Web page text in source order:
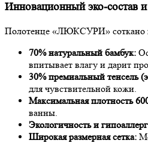
Инновационный эко-состав
Полотенце «ЛЮКСУРИ» соткано
70% натуральный бамбук:
впитывает влагу и дарит
30% премиальный тенсель
для чувствительной кожи.
Максимальная плотность
ванны.
Экологичность и
Широкая размерная сетка: